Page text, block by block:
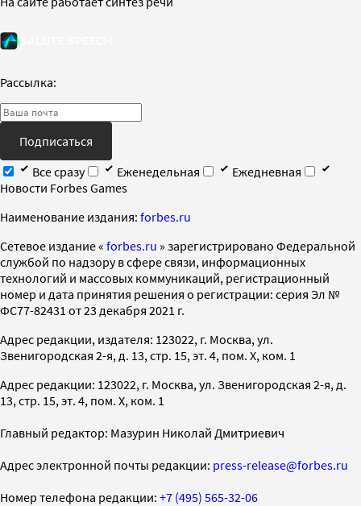
Рассылка:
Подписаться
Все сразу
Еженедельная
Ежедневная
Новости Forbes Games
Наименование издания: forbes.ru
Cетевое издание « forbes.ru » зарегистрировано Федеральной
службой по надзору в сфере связи, информационных
технологий и массовых коммуникаций, регистрационный
номер и дата принятия решения о регистрации: серия Эл №
ФС77-82431 от 23 декабря 2021 г.
Адрес редакции, издателя: 123022, г. Москва, ул.
Звенигородская 2-я, д. 13, стр. 15, эт. 4, пом. X, ком. 1
Адрес редакции: 123022, г. Москва, ул. Звенигородская 2-я, д.
13, стр. 15, эт. 4, пом. X, ком. 1
Главный редактор: Мазурин Николай Дмитриевич
Адрес электронной почты редакции: press-release@forbes.ru
Номер телефона редакции: +7 (495) 565-32-06